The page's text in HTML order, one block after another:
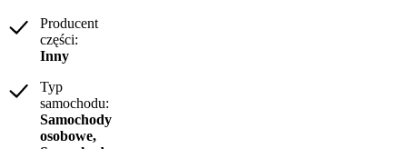
Producent
części:
Inny
Typ
samochodu:
Samochody
osobowe,